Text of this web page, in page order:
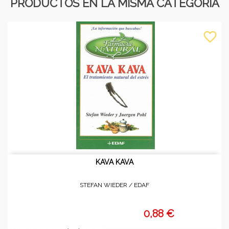
PRODUCTOS EN LA MISMA CATEGORÍA
KAVA KAVA
STEFAN WIEDER / EDAF
0,88 €
favorite_border